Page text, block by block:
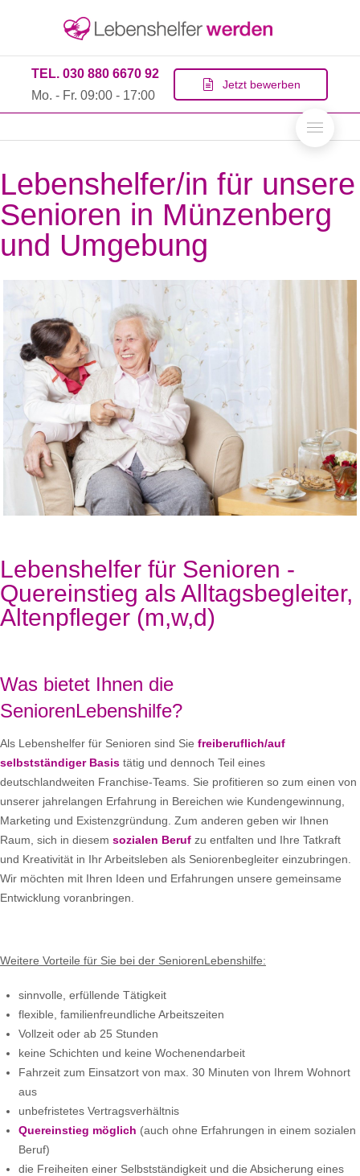
TEL. 030 880 6670 92
Mo. - Fr. 09:00 - 17:00
Jetzt bewerben
Lebenshelfer/in für unsere
Senioren in Münzenberg
und Umgebung
Lebenshelfer für Senioren -
Quereinstieg als Alltagsbegleiter,
Altenpfleger (m,w,d)
Was bietet Ihnen die
SeniorenLebenshilfe?
Als Lebenshelfer für Senioren sind Sie freiberuflich/auf
selbstständiger Basis tätig und dennoch Teil eines
deutschlandweiten Franchise-Teams. Sie profitieren so zum einen von
unserer jahrelangen Erfahrung in Bereichen wie Kundengewinnung,
Marketing und Existenzgründung. Zum anderen geben wir Ihnen
Raum, sich in diesem sozialen Beruf zu entfalten und Ihre Tatkraft
und Kreativität in Ihr Arbeitsleben als Seniorenbegleiter einzubringen.
Wir möchten mit Ihren Ideen und Erfahrungen unsere gemeinsame
Entwicklung voranbringen.
Weitere Vorteile für Sie bei der SeniorenLebenshilfe:
sinnvolle, erfüllende Tätigkeit
flexible, familienfreundliche Arbeitszeiten
Vollzeit oder ab 25 Stunden
keine Schichten und keine Wochenendarbeit
Fahrzeit zum Einsatzort von max. 30 Minuten von Ihrem Wohnort
aus
unbefristetes Vertragsverhältnis
Quereinstieg möglich (auch ohne Erfahrungen in einem sozialen
Beruf)
die Freiheiten einer Selbstständigkeit und die Absicherung eines